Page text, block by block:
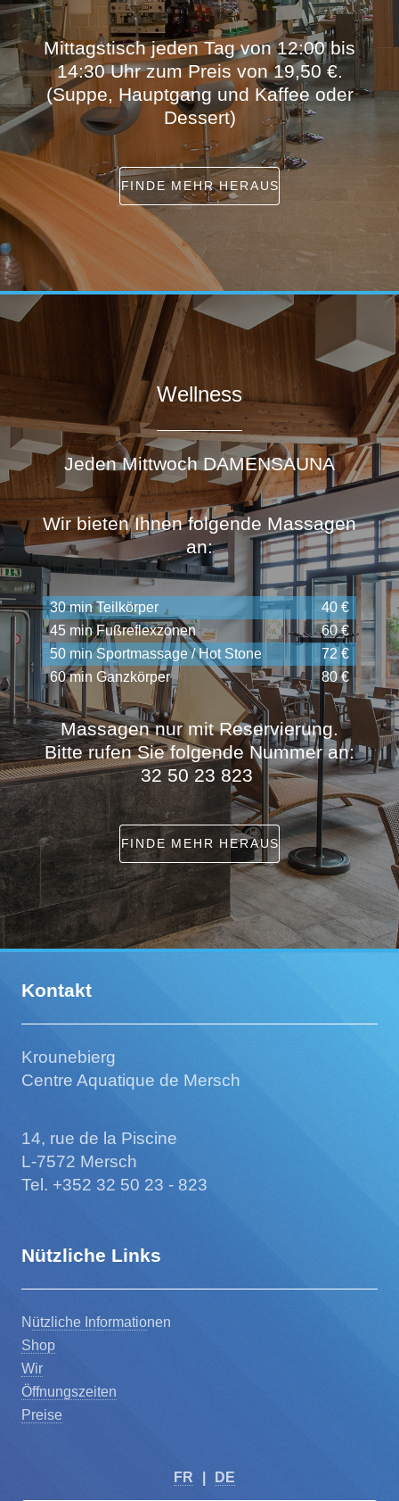
Wellness
Jeden Mittwoch DAMENSAUNA
Wir bieten Ihnen folgende Massagen
an:
30 min Teilkörper
40 €
45 min Fußreflexzonen
60 €
50 min Sportmassage / Hot Stone
72 €
60 min Ganzkörper
80 €
Massagen nur mit Reservierung.
Bitte rufen Sie folgende Nummer an:
32 50 23 823
FINDE MEHR HERAUS
Mittagstisch jeden Tag von 12:00 bis
14:30 Uhr zum Preis von 19,50 €.
(Suppe, Hauptgang und Kaffee oder
Dessert)
FINDE MEHR HERAUS
Kontakt
Krounebierg
Centre Aquatique de Mersch
14, rue de la Piscine
L-7572 Mersch
Tel. +352 32 50 23 - 823
Nützliche Links
N ützliche Informationen
Shop
Wir
Öffnungszeiten
Preise
FR DE